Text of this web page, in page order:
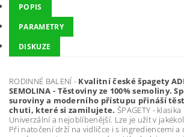
POPIS
PARAMETRY
DISKUZE
RODINNÉ BALENÍ - Kvalitní české špagety
SEMOLINA - Těstoviny ze 100% semoliny.
suroviny a moderního přístupu přináší
chuti, které si zamilujete. ŠPAGETY -
Univerzální a nejoblíbenější. Lze je užít v
Při natočení drží na vidličce i s ingrediencemi a